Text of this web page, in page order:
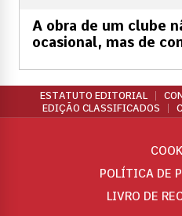
A obra de um clube
ocasional, mas de
ESTATUTO EDITORIAL
EDIÇÃO CLASSIFICADOS
POLÍTICA DE
LIVRO DE